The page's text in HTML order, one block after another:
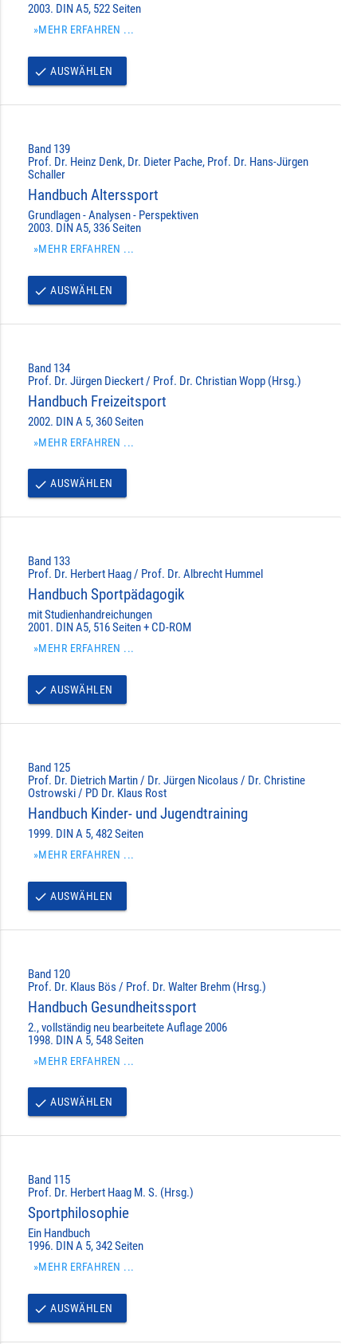
2003. DIN A5, 522 Seiten
»MEHR ERFAHREN ...
done AUSWÄHLEN
Band 139
Prof. Dr. Heinz Denk, Dr. Dieter Pache, Prof. Dr. Hans-Jürgen
Schaller
Handbuch Alterssport
Grundlagen - Analysen - Perspektiven
2003. DIN A5, 336 Seiten
»MEHR ERFAHREN ...
done AUSWÄHLEN
Band 134
Prof. Dr. Jürgen Dieckert / Prof. Dr. Christian Wopp (Hrsg.)
Handbuch Freizeitsport
2002. DIN A 5, 360 Seiten
»MEHR ERFAHREN ...
done AUSWÄHLEN
Band 133
Prof. Dr. Herbert Haag / Prof. Dr. Albrecht Hummel
Handbuch Sportpädagogik
mit Studienhandreichungen
2001. DIN A5, 516 Seiten + CD-ROM
»MEHR ERFAHREN ...
done AUSWÄHLEN
Band 125
Prof. Dr. Dietrich Martin / Dr. Jürgen Nicolaus / Dr. Christine
Ostrowski / PD Dr. Klaus Rost
Handbuch Kinder- und Jugendtraining
1999. DIN A 5, 482 Seiten
»MEHR ERFAHREN ...
done AUSWÄHLEN
Band 120
Prof. Dr. Klaus Bös / Prof. Dr. Walter Brehm (Hrsg.)
Handbuch Gesundheitssport
2., vollständig neu bearbeitete Auflage 2006
1998. DIN A 5, 548 Seiten
»MEHR ERFAHREN ...
done AUSWÄHLEN
Band 115
Prof. Dr. Herbert Haag M. S. (Hrsg.)
Sportphilosophie
Ein Handbuch
1996. DIN A 5, 342 Seiten
»MEHR ERFAHREN ...
done AUSWÄHLEN